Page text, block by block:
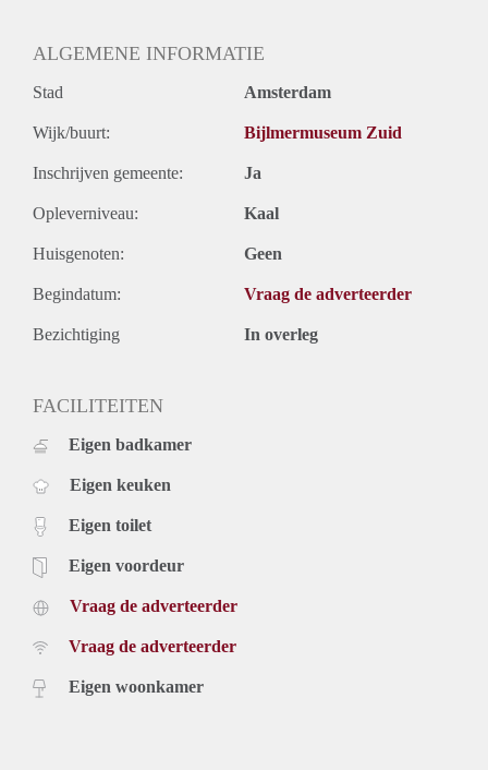
ALGEMENE INFORMATIE
Stad Amsterdam
Wijk/buurt: Bijlmermuseum Zuid
Inschrijven gemeente: Ja
Opleverniveau: Kaal
Huisgenoten: Geen
Begindatum: Vraag de adverteerder
Bezichtiging In overleg
FACILITEITEN
Eigen badkamer
Eigen keuken
Eigen toilet
Eigen voordeur
Vraag de adverteerder
Vraag de adverteerder
Eigen woonkamer